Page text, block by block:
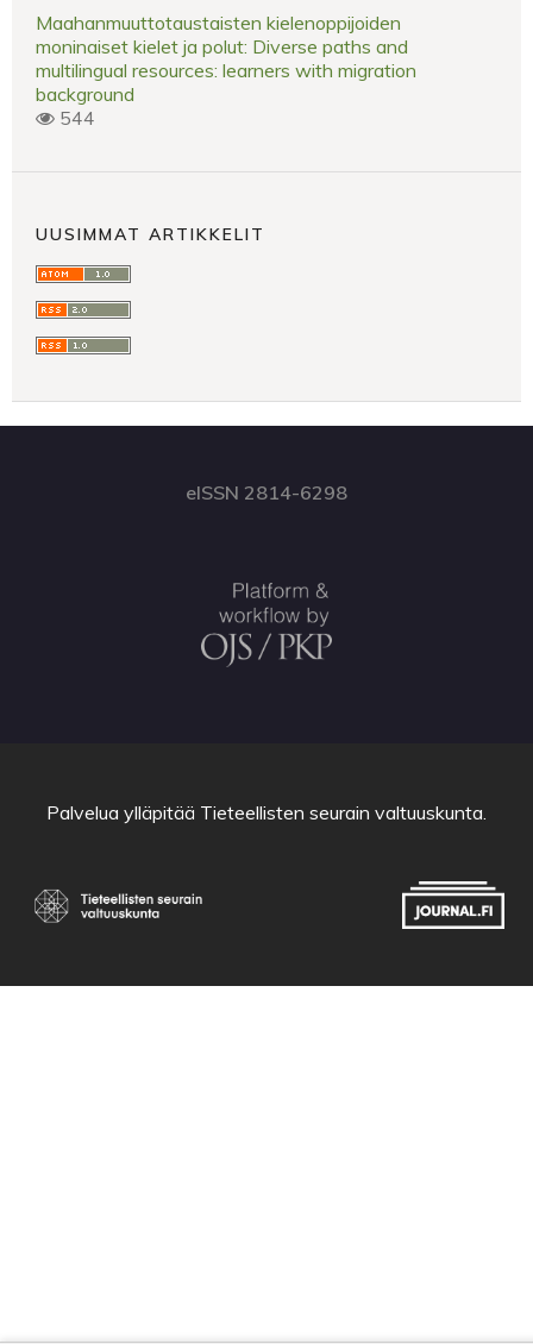
Maahanmuuttotaustaisten kielenoppijoiden
moninaiset kielet ja polut: Diverse paths and
multilingual resources: learners with migration
background
544
UUSIMMAT ARTIKKELIT
eISSN 2814-6298
Palvelua ylläpitää Tieteellisten seurain valtuuskunta.